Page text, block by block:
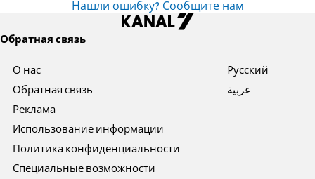
Нашли ошибку? Сообщите нам
Обратная связь
О нас
Обратная связь
Реклама
Использование информации
Политика конфиденциальности
Специальные возможности
Pусский
عربية